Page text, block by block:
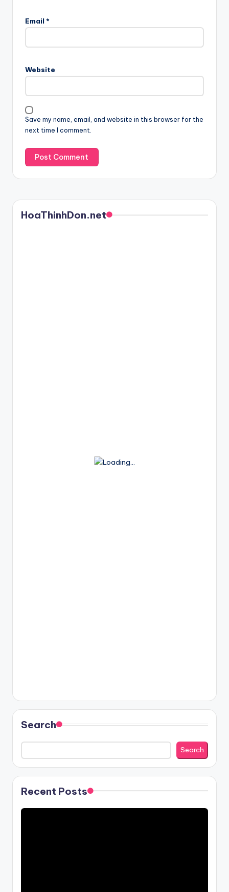
Email *
Website
Save my name, email, and website in this browser for the
next time I comment.
HoaThinhDon.net
Search
Search
Recent Posts